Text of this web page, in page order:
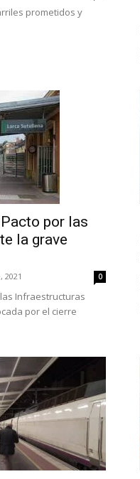
prometidos y
por las
la grave
2021 0
Infraestructuras
por el cierre